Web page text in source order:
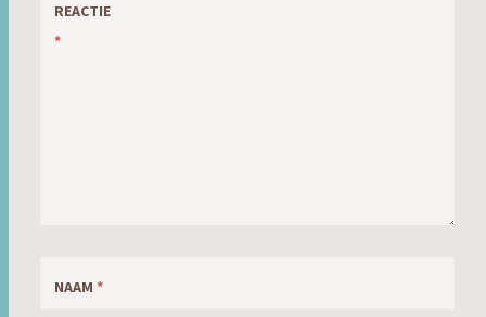
REACTIE
*
NAAM *